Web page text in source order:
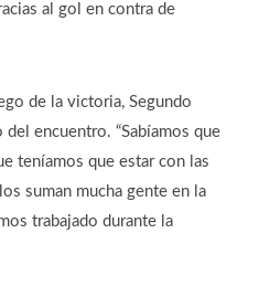
al gol en contra de
de la victoria, Segundo
encuentro. “Sabíamos que
teníamos que estar con las
suman mucha gente en la
trabajado durante la